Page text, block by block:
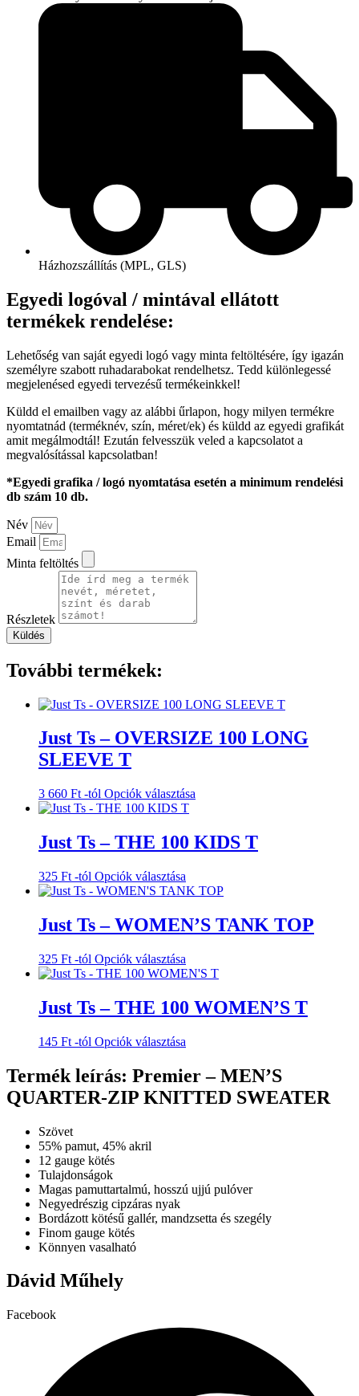
Házhozszállítás (MPL, GLS)
Egyedi logóval / mintával ellátott
termékek rendelése:
Lehetőség van saját egyedi logó vagy minta feltöltésére, így igazán
személyre szabott ruhadarabokat rendelhetsz. Tedd különlegessé
megjelenésed egyedi tervezésű termékeinkkel!
Küldd el emailben vagy az alábbi űrlapon, hogy milyen termékre
nyomtatnád (terméknév, szín, méret/ek) és küldd az egyedi grafikát
amit megálmodtál! Ezután felvesszük veled a kapcsolatot a
megvalósítással kapcsolatban!
*Egyedi grafika / logó nyomtatása esetén a minimum rendelési
db szám 10 db.
Név
Email
Minta feltöltés
Részletek
Küldés
További termékek:
Just Ts – OVERSIZE 100 LONG
SLEEVE T
3 660 Ft -tól Opciók választása
több
variációja
változatok
termékoldalon
választhatók
Just Ts – THE 100 KIDS T
325 Ft -tól Opciók választása
a
több
variációja
A
változatok
termékoldalon
választhatók
Just Ts – WOMEN’S TANK TOP
325 Ft -tól Opciók választása
a
több
variációja
A
a
termékoldalon
választhatók
Just Ts – THE 100 WOMEN’S T
145 Ft -tól Opciók választása
terméknek
több
variációja
választhatók
Termék leírás: Premier – MEN’S
QUARTER-ZIP KNITTED SWEATER
Szövet
55% pamut, 45% akril
12 gauge kötés
Tulajdonságok
Magas pamuttartalmú, hosszú ujjú pulóver
Negyedrészig cipzáras nyak
Bordázott kötésű gallér, mandzsetta és szegély
Finom gauge kötés
Könnyen vasalható
Dávid Műhely
Facebook